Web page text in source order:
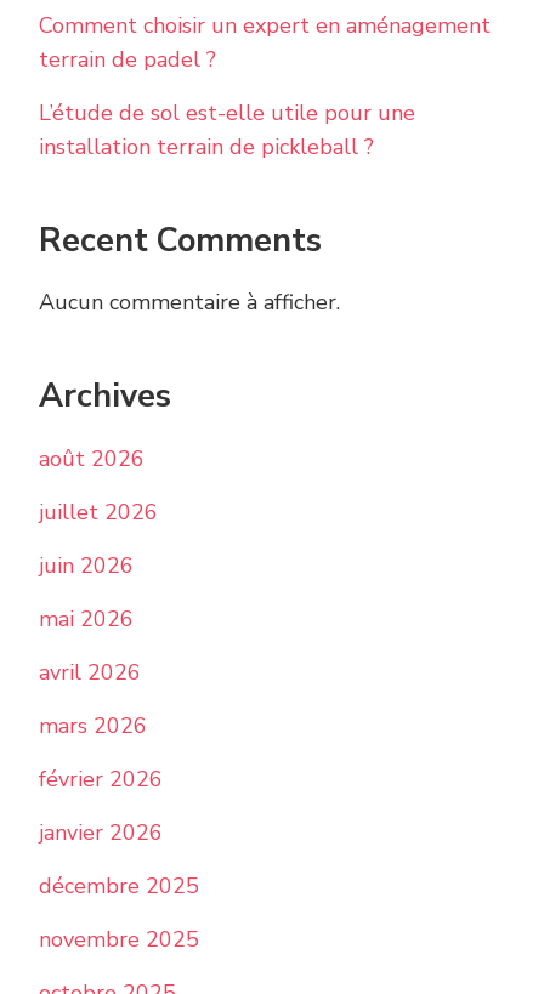
Comment choisir un expert en aménagement
terrain de padel ?
L’étude de sol est-elle utile pour une
installation terrain de pickleball ?
Recent Comments
Aucun commentaire à afficher.
Archives
août 2026
juillet 2026
juin 2026
mai 2026
avril 2026
mars 2026
février 2026
janvier 2026
décembre 2025
novembre 2025